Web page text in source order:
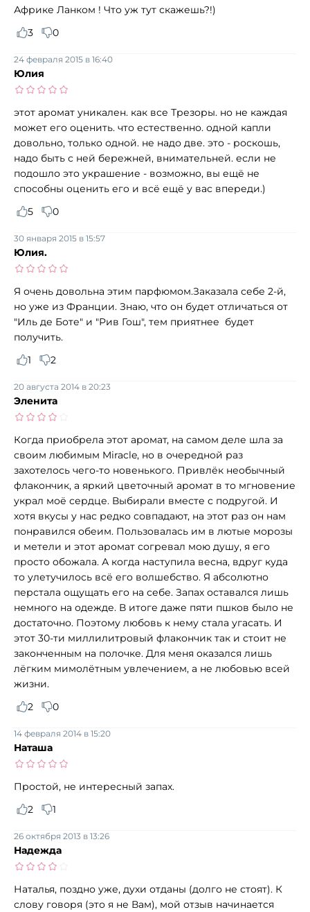
Африке Ланком ! Что уж тут скажешь?!)
3
0
Юлия
24 февраля 2015 в 16:40
этот аромат уникален. как все Трезоры. но не каждая
может его оценить. что естественно. одной капли
довольно, только одной. не надо две. это - роскошь,
надо быть с ней бережней, внимательней. если не
подошло это украшение - возможно, вы ещё не
способны оценить его и всё ещё у вас впереди.)
5
0
Юлия.
30 января 2015 в 15:57
Я очень довольна этим парфюмом.Заказала себе 2-й,
но уже из Франции. Знаю, что он будет отличаться от
"Иль де Боте" и "Рив Гош", тем приятнее будет
получить.
1
2
Эленита
20 августа 2014 в 20:23
Когда приобрела этот аромат, на самом деле шла за
своим любимым Miracle, но в очередной раз
захотелось чего-то новенького. Привлёк необычный
флакончик, а яркий цветочный аромат в то мгновение
украл моё сердце. Выбирали вместе с подругой. И
хотя вкусы у нас редко совпадают, на этот раз он нам
понравился обеим. Пользовалась им в лютые морозы
и метели и этот аромат согревал мою душу, я его
просто обожала. А когда наступила весна, вдруг куда
то улетучилось всё его волшебство. Я абсолютно
перстала ощущать его на себе. Запах оставался лишь
немного на одежде. В итоге даже пяти пшков было не
достаточно. Поэтому любовь к нему стала угасать. И
этот 30-ти миллилитровый флакончик так и стоит не
законченным на полочке. Для меня оказался лишь
лёгким мимолётным увлечением, а не любовью всей
жизни.
2
0
Наташа
14 февраля 2014 в 15:20
Простой, не интересный запах.
2
1
Надежда
26 октября 2013 в 13:26
Наталья, поздно уже, духи отданы (долго не стоят). К
слову говоря (это я не Вам), мой отзыв начинается